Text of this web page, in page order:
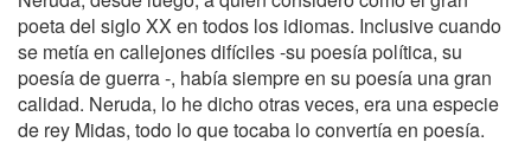
poeta del siglo XX en todos los idiomas. Inclusive cuando
se metía en callejones difíciles -su poesía política, su
poesía de guerra -, había siempre en su poesía una gran
calidad. Neruda, lo he dicho otras veces, era una especie
de rey Midas, todo lo que tocaba lo convertía en poesía.